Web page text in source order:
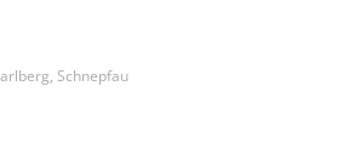
Schnepfau